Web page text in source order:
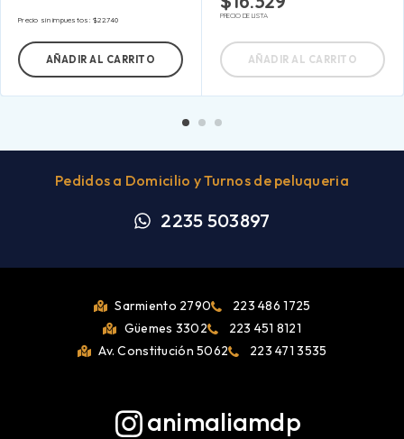
Precio sin impuestos:$22.740
AÑADIR AL CARRITO
PRECIO DE LISTA
AÑADIR AL CARRITO
Pedidos a Domicilio y Turnos de peluqueria
2235 503897
Sarmiento 2790
223 486 1725
Güemes 3302
223 451 8121
Av. Constitución 5062
223 471 3535
animaliamdp